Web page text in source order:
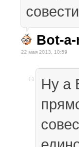
Bot-
22 мая 2013, 10:59
Ну а